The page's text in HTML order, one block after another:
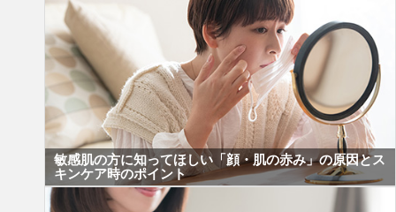
敏感肌の方に知ってほしい「顔・肌の赤み」の原因とス
キンケア時のポイント